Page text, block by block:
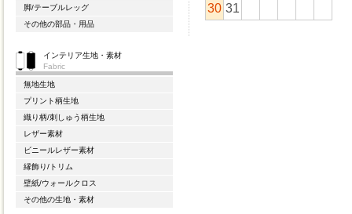
脚/テーブルレッグ
その他の部品・用品
インテリア生地・素材
Fabric
無地生地
プリント柄生地
織り柄/刺しゅう柄生地
レザー素材
ビニールレザー素材
縁飾り/トリム
壁紙/ウォールクロス
その他の生地・素材
30 31